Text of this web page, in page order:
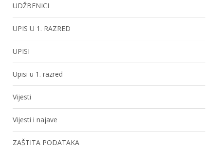
UDŽBENICI
UPIS U 1. RAZRED
UPISI
Upisi u 1. razred
Vijesti
Vijesti i najave
ZAŠTITA PODATAKA